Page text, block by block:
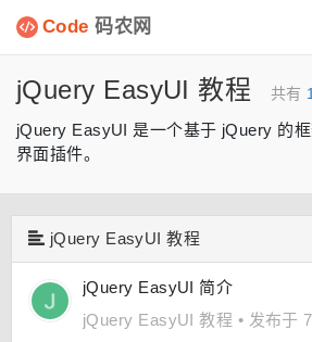
Code 码农网
jQuery EasyUI 教程 共有
jQuery EasyUI 是一个基于 jQuery 的
界面插件。
jQuery EasyUI 教程
jQuery EasyUI 简介
jQuery EasyUI 教程 • 发布于